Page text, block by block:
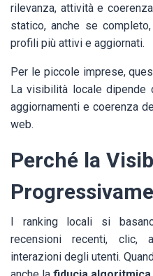
rilevanza, attività e
statico, anche se
profili più attivi e aggiornati.
Per le piccole imprese,
La visibilità locale dipende
aggiornamenti e coerenza
web.
Perché la
I ranking locali si
recensioni recenti, clic,
interazioni degli utenti.